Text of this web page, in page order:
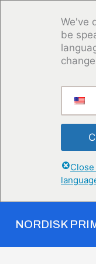
We've
be
NORDISK